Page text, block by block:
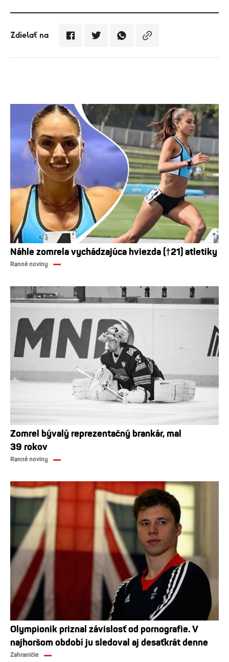
Zdielať na
Náhle zomrela vychádzajúca hviezda (†21) atletiky
Ranné noviny
Zomrel bývalý reprezentačný brankár, mal
39 rokov
Ranné noviny
Olympionik priznal závislosť od pornografie. V
najhoršom období ju sledoval aj desaťkrát denne
Zahraničie